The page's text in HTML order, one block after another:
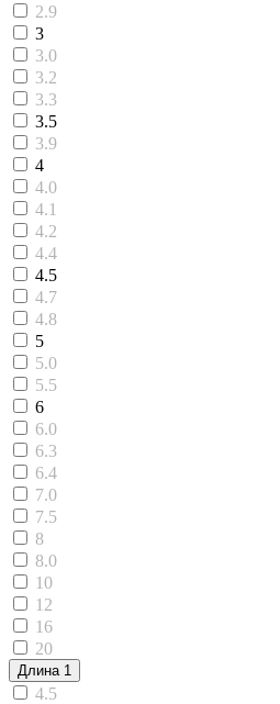
2.9
3
3.0
3.2
3.3
3.5
3.9
4
4.0
4.1
4.2
4.4
4.5
4.7
4.8
5
5.0
5.5
6
6.0
6.3
6.4
7.0
7.5
8
8.0
10
12
16
20
Длина 1
4.5